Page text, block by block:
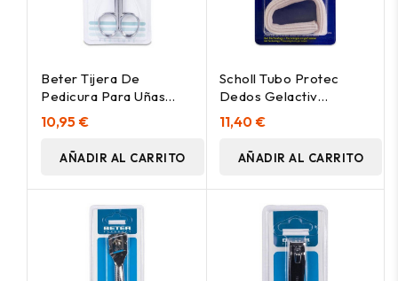
Beter Tijera De
Pedicura Para Uñas
Gruesas, 1 Ud
10,95 €
AÑADIR AL CARRITO
Scholl Tubo Protec
Dedos Gelactiv
Recortab 1Uni
11,40 €
AÑADIR AL CARRITO